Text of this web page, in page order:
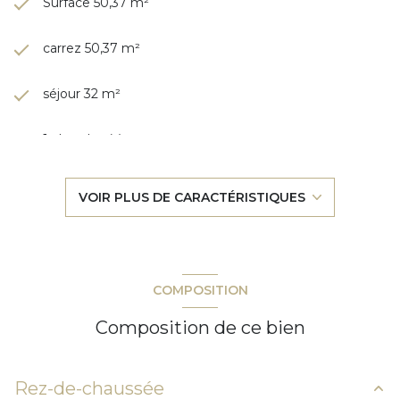
carrez 50,37 m²
séjour 32 m²
1 chambre(s)
exposition Sud-Ouest
VOIR PLUS DE CARACTÉRISTIQUES
COMPOSITION
Composition de ce bien
Rez-de-chaussée